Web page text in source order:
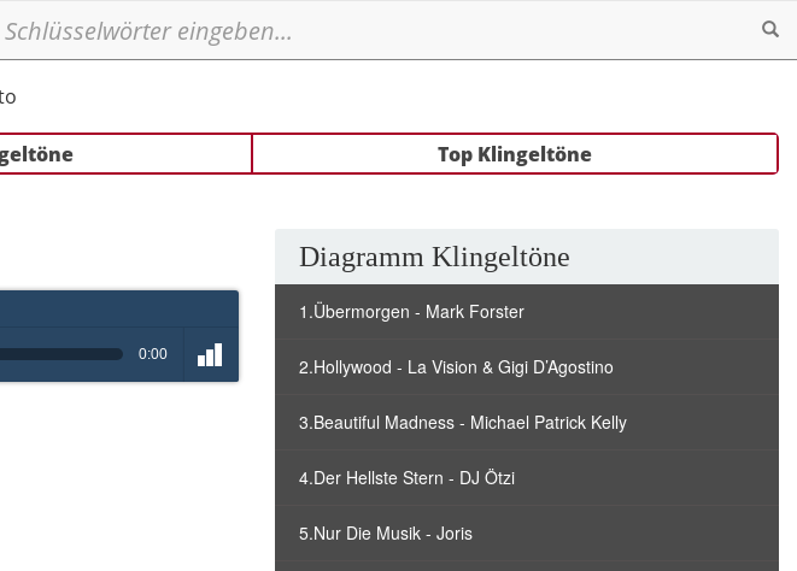
Top Klingeltöne
0:00
Diagramm Klingeltöne
1.Übermorgen - Mark Forster
2.Hollywood - La Vision & Gigi D’Agostino
3.Beautiful Madness - Michael Patrick Kelly
4.Der Hellste Stern - DJ Ötzi
5.Nur Die Musik - Joris